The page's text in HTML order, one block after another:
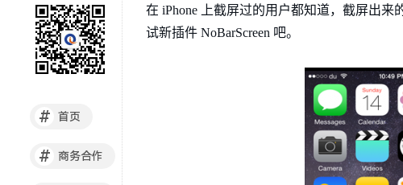
# 首页
# 商务合作
在 iPhone 上截屏过的用户都知道，截屏出
试新插件 NoBarScreen 吧。